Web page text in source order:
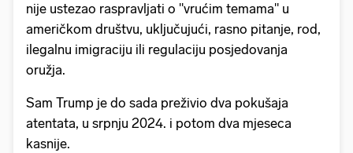
nije ustezao raspravljati o "vrućim temama" u
američkom društvu, uključujući, rasno pitanje, rod,
ilegalnu imigraciju ili regulaciju posjedovanja
oružja.
Sam Trump je do sada preživio dva pokušaja
atentata, u srpnju 2024. i potom dva mjeseca
kasnije.